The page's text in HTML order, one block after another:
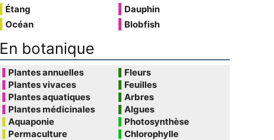
Étang
Océan
Dauphin
Blobfish
En botanique
Plantes annuelles
Plantes vivaces
Plantes aquatiques
Plantes médicinales
Aquaponie
Permaculture
Fleurs
Feuilles
Arbres
Algues
Photosynthèse
Chlorophylle